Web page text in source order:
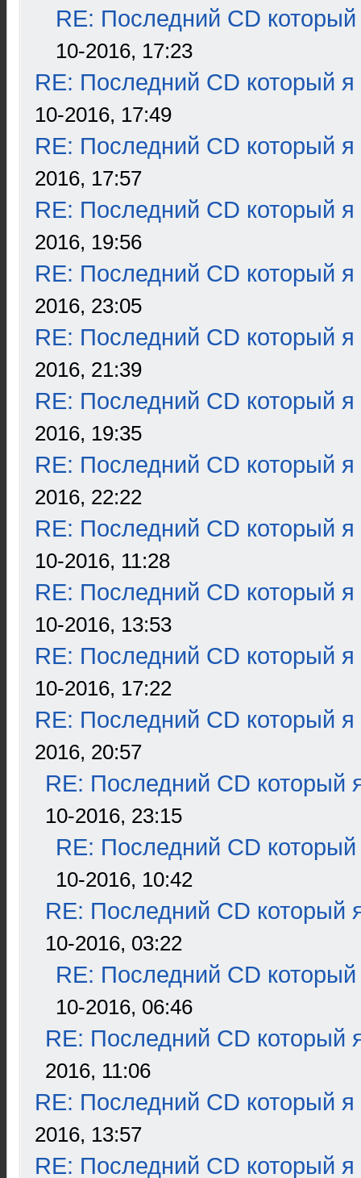
RE: Последний CD который
10-2016, 17:23
RE: Последний CD который я
10-2016, 17:49
RE: Последний CD который я
2016, 17:57
RE: Последний CD который я
2016, 19:56
RE: Последний CD который я
2016, 23:05
RE: Последний CD который я
2016, 21:39
RE: Последний CD который я
2016, 19:35
RE: Последний CD который я
2016, 22:22
RE: Последний CD который я
10-2016, 11:28
RE: Последний CD который я
10-2016, 13:53
RE: Последний CD который я
10-2016, 17:22
RE: Последний CD который я
2016, 20:57
RE: Последний CD который
10-2016, 23:15
RE: Последний CD который
10-2016, 10:42
RE: Последний CD который
10-2016, 03:22
RE: Последний CD который
10-2016, 06:46
RE: Последний CD который
2016, 11:06
RE: Последний CD который я
2016, 13:57
RE: Последний CD который я